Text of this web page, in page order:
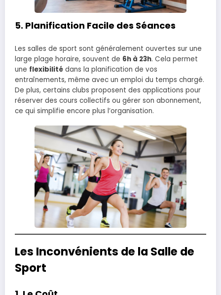
5. Planification Facile des Séances
Les salles de sport sont généralement ouvertes sur une
large plage horaire, souvent de 6h à 23h. Cela permet
une flexibilité dans la planification de vos
entraînements, même avec un emploi du temps chargé.
De plus, certains clubs proposent des applications pour
réserver des cours collectifs ou gérer son abonnement,
ce qui simplifie encore plus l’organisation.
Les Inconvénients de la Salle de
Sport